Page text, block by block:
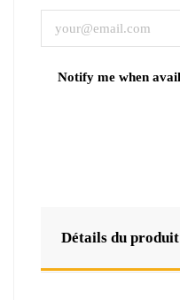
Détails du produit